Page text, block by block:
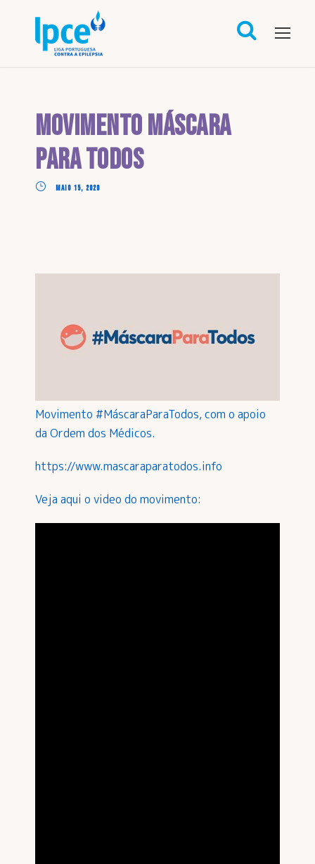
Movimento Máscara
Para Todos
MAIO 15, 2020
Movimento #MáscaraParaTodos, com o apoio
da Ordem dos Médicos.
https://www.mascaraparatodos.info
Veja aqui o video do movimento: